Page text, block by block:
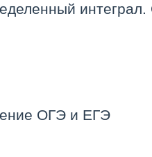
ОГЭ и ЕГЭ